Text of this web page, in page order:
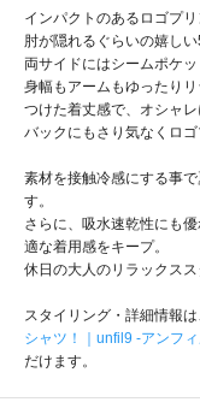
インパクトのあるロゴプリ
肘が隠れるぐらいの嬉しい
両サイドにはシームポケッ
身幅もアームもゆったり
つけた着丈感で、オシャ
バックにもさり気なくロゴ
素材を接触冷感にする事
す。
さらに、吸水速乾性にも
適な着用感をキープ。
休日の大人のリラックス
スタイリング・詳細情報は
シャツ！｜unfil9 -アンフ
だけます。